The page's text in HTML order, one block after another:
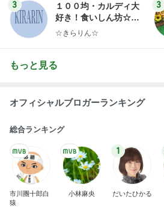
3
１００均・カルディ大
好き！食いしん坊☆き
らりん☆のブログ
☆きらりん☆
3
もっと見る
オフィシャルブロガーランキング
総合ランキング
市川團十郎白
猿
小林麻央
1
だいたひかる